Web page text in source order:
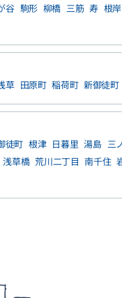
谷 駒形 柳橋 三筋 寿 根岸
草 田原町 稲荷町 新御徒町
徒町 根津 日暮里 湯島 三
浅草橋 荒川二丁目 南千住